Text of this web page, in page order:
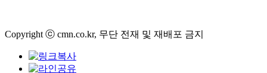
Copyright ⓒ cmn.co.kr, 무단 전재 및 재배포 금지